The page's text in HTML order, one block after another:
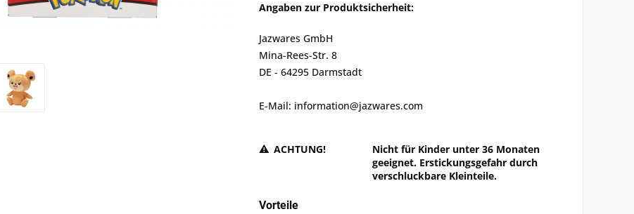
Angaben zur Produktsicherheit:
Jazwares GmbH
Mina-Rees-Str. 8
DE - 64295 Darmstadt
E-Mail: information@jazwares.com
ACHTUNG!
Nicht für Kinder unter 36 Monaten
geeignet. Erstickungsgefahr durch
verschluckbare Kleinteile.
Vorteile